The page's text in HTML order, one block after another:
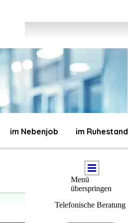
im Nebenjob im Ruhestand
Menü
überspringen
Telefonische Beratung